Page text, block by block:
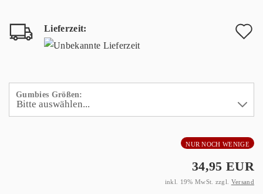
Lieferzeit:
Gumbies Größen:
NUR NOCH WENIGE
34,95 EUR
inkl. 19% MwSt. zzgl. Versand